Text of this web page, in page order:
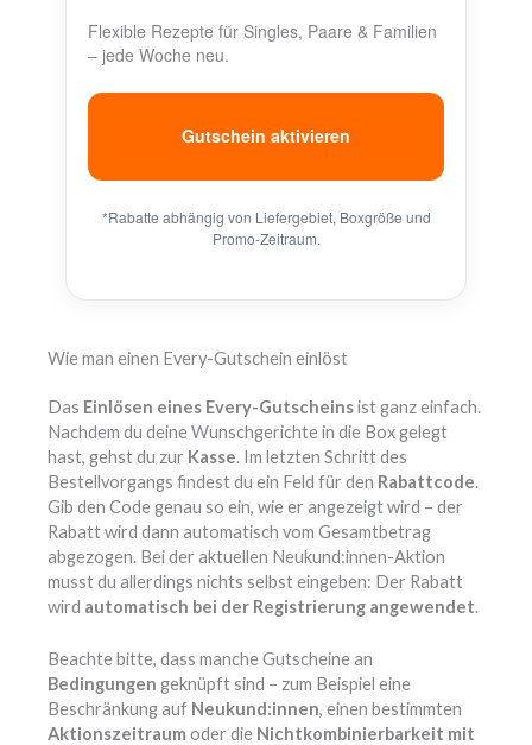
Flexible Rezepte für Singles, Paare & Familien
– jede Woche neu.
Gutschein aktivieren
*Rabatte abhängig von Liefergebiet, Boxgröße und
Promo-Zeitraum.
Wie man einen Every-Gutschein einlöst
Das Einlösen eines Every-Gutscheinsist ganz einfach.
Nachdem du deine Wunschgerichte in die Box gelegt
hast, gehst du zur Kasse. Im letzten Schritt des
Bestellvorgangs findest du ein Feld für den Rabattcode.
Gib den Code genau so ein, wie er angezeigt wird – der
Rabatt wird dann automatisch vom Gesamtbetrag
abgezogen. Bei der aktuellen Neukund:innen-Aktion
musst du allerdings nichts selbst eingeben: Der Rabatt
wird automatisch bei der Registrierung angewendet.
Beachte bitte, dass manche Gutscheine an
Bedingungen geknüpft sind – zum Beispiel eine
Beschränkung auf Neukund:innen, einen bestimmten
Aktionszeitraum oder die Nichtkombinierbarkeit mit